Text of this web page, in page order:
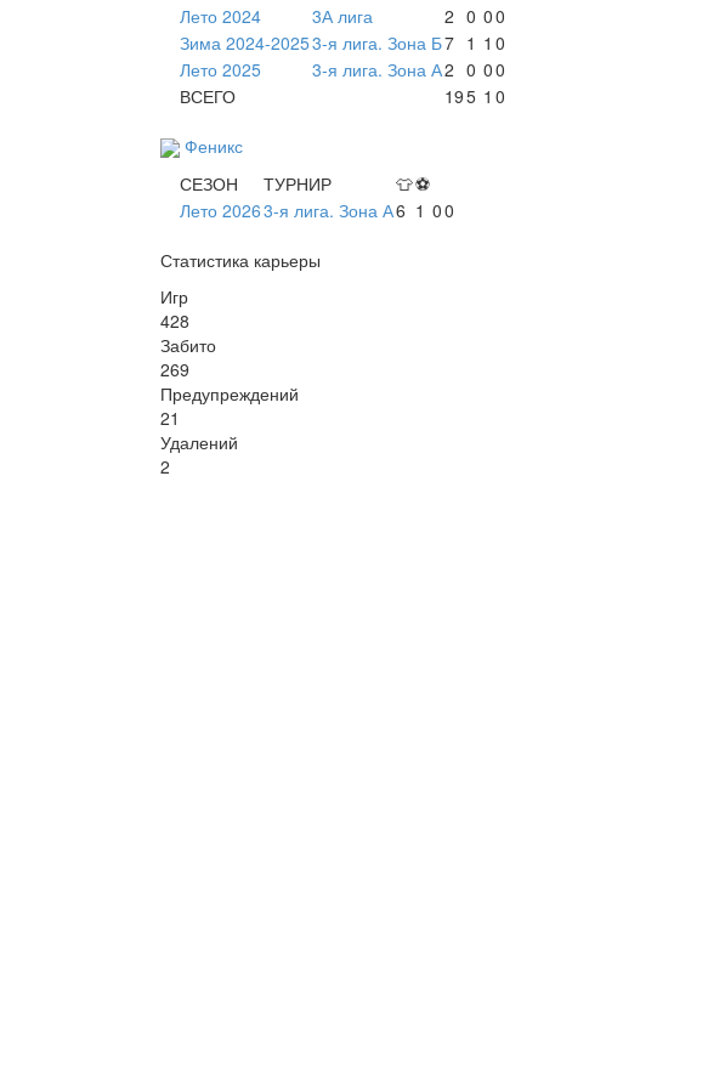
Лето 2024
3А лига 2 0 00
Зима 2024-20253-я лига. Зона Б7 1 1 0
Лето 2025
3-я лига. Зона А2 0 00
ВСЕГО
195 1 0
Феникс
СЕЗОН
ТУРНИР 👕⚽
Лето 20263-я лига. Зона А6 1 00
Статистика карьеры
Игр
428
Забито
269
Предупреждений
21
Удалений
2